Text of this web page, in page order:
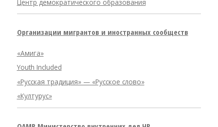
Центр демократического образования
Организации мигрантов и иностранных сообществ
«Амига»
Youth Included
«Русская традиция» — «Русское слово»
«Културус»